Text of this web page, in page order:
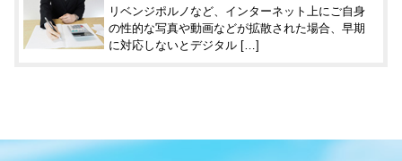
リベンジポルノなど、インターネット上にご自身
の性的な写真や動画などが拡散された場合、早期
に対応しないとデジタル […]